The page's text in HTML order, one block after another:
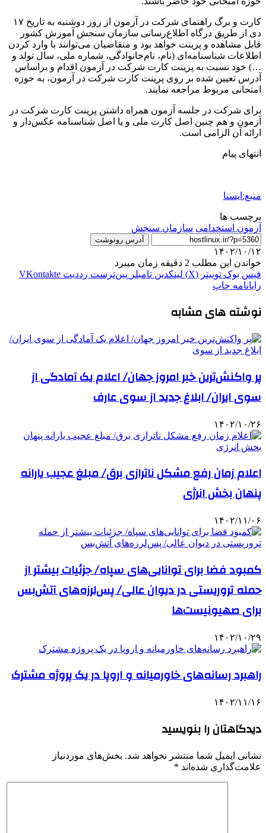
کارت و برگ راهنمای شرکت در آزمون از روز دوشنبه به تاریخ ۱۷
دی از طریق درگاه اطلاع‌رسانی سازمان سنجش آموزش کشور
قابل مشاهده و پرینت خواهد بود و متقاضیان می‌توانند با وارد کردن
اطلاعات شناسنامه‌ای (نام، نام‌خانوادگی، شماره ملی، سال تولد و
…) خود نسبت به پرینت کارت شرکت در آزمون اقدام و براساس
آدرس تعیین شده بر روی پرینت کارت شرکت در آزمون، به حوزه
امتحانی مربوط مراجعه نمایند.
برای شرکت در جلسه آزمون همراه داشتن پرینت کارت شرکت در
آزمون و هم چنین اصل کارت ملی و یا اصل شناسنامه عکس‌دار و
ارائه آن الزامی است.
انتهای پیام
منبع:ایسنا
برچسب ها
آزمون استخدامی سازمان سنجش
آدرس رونوشت
۱۴۰۲/۱۰/۱۲
خواندن این مطلب 2 دقیقه زمان میبرد
فیس بوک توییتر (X) لینکدین ‫تامبلر ‫پین‌ترست ‫رددیت ‫VKontakte
رایانامه چاپ
نوشته های مشابه
پر واکنش‌ترین خبر امروز جهان/ اعلام یک آمادگی از
سوی ایران/ ابلاغ جدید از سوی عارف
۱۴۰۲/۱۰/۲۶
اعلام زمان رفع مشکل ناترازی برق/ مبلغ عجیب یارانه
پنهان بخش انرژی
۱۴۰۲/۱۱/۰۶
کمبود فضا برای توانایی‌های سپاه/ جزئیات بیشتر از
حمله تروریستی در دیوان عالی/ پس‌لرزه‌های آتش‌بس
برای صهیونیست‌ها
۱۴۰۲/۱۰/۲۹
راهبرد رسانه‌های خاورمیانه و اروپا در یک پروژه مشترک
۱۴۰۲/۱۱/۱۶
دیدگاهتان را بنویسید
نشانی ایمیل شما منتشر نخواهد شد. بخش‌های موردنیاز
علامت‌گذاری شده‌اند *